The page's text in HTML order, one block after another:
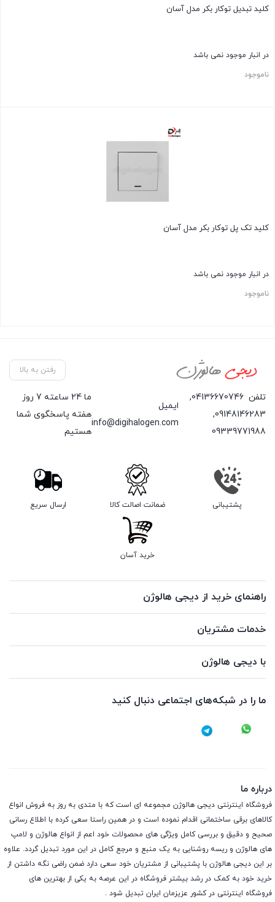
کلید تبدیل توکار بکر مدل آسان
در انبار موجود نمی باشد
ناموجود
کلید تک پل توکار بکر مدل آسان
در انبار موجود نمی باشد
ناموجود
رفتن به بالا
تلفن 04136670746
,
09148146283
,
09339771988
ایمیل
info@digihalogen.com
ما 24 ساعته 7 روز
هفته پاسخگوی شما
هستیم
پشتیبانی ضمانت اصالت کالا ارسال سریع
خرید آسان
راهنمای خرید از دیجی هالوژن
خدمات مشتریان
با دیجی هالوژن
ما را در شبکه‌های اجتماعی دنبال کنید
درباره ما
فروشگاه اینترنتی دیجی هالوژن مجموعه ای است که با متدی به روز به فروش انواع
کالاهای برقی ساختمانی اقدام نموده است و در همین راستا سعی کرده با اطلاع رسانی
صحیح و دقیق و بررسی کامل ویژگی های محصولات خود اعم از انواع هالوژن و لامپ
های هالوژن و ریسه روشنایی به یک منبع و مرجع کامل در این مورد تبدیل گردد. علاوه
بر این دیجی هالوژن با پشتیبانی از مشتریان خود سعی دارد ضمن راضی نگه داشتن از
خرید خود به کمک در رشد بیشتر فروشگاه در این عرصه به یکی از بهترین های
فروشگاه اینترنتی در کشور عزیزمان ایران تبدیل شود .